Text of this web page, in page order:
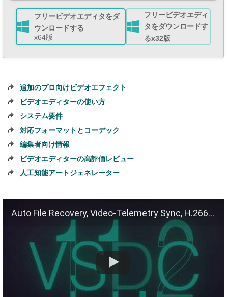
フリービデオエディタをダ
ウンロードする
x64版
フリービデオエディ
タをダウンロードす
るx32版
追加のプロ向けビデオエフェクト
ビデオエディターの使い方
システム要件
対応フォーマットとコーデック
編集者向け情報
ビデオエディターの高評価レビュー
人工知能アートジェネレーター
Auto File Recovery, Video-Telemetry Sync, H.266 (VVC)